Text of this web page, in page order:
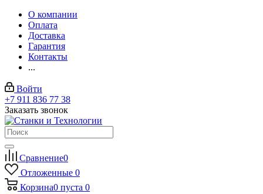
О компании
Оплата
Доставка
Гарантия
Контакты
...
Войти
+7 911 836 77 38
Заказать звонок
Сравнение0
Отложенные 0
Корзина0 пуста 0